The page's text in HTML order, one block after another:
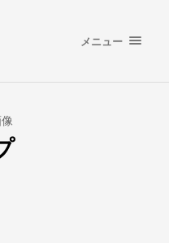
メニュー